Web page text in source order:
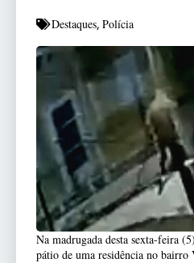
Destaques, Polícia
Na madrugada desta sexta-feira
pátio de uma residência no bairro